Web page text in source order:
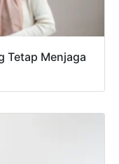
Tetap Menjaga